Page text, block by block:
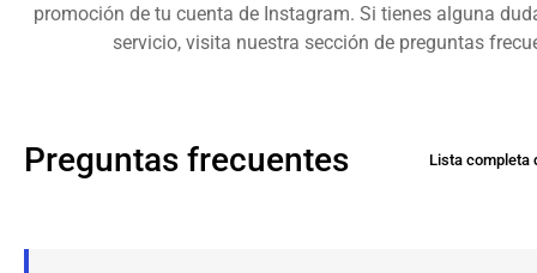
promoción de tu cuenta de Instagram. Si tienes alguna
servicio, visita nuestra sección de preguntas
Preguntas frecuentes Lista completa